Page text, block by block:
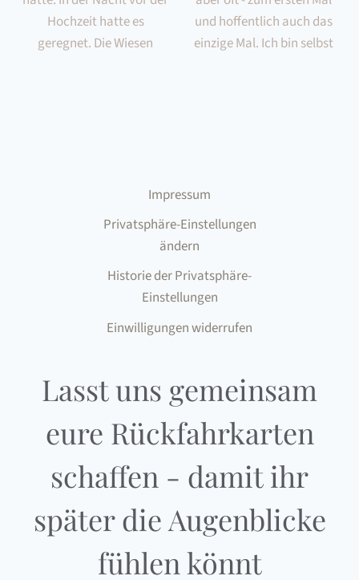
Impressum
Privatsphäre-Einstellungen
ändern
Historie der Privatsphäre-
Einstellungen
Einwilligungen widerrufen
Lasst uns gemeinsam
eure Rückfahrkarten
schaffen - damit ihr
später die Augenblicke
fühlen könnt